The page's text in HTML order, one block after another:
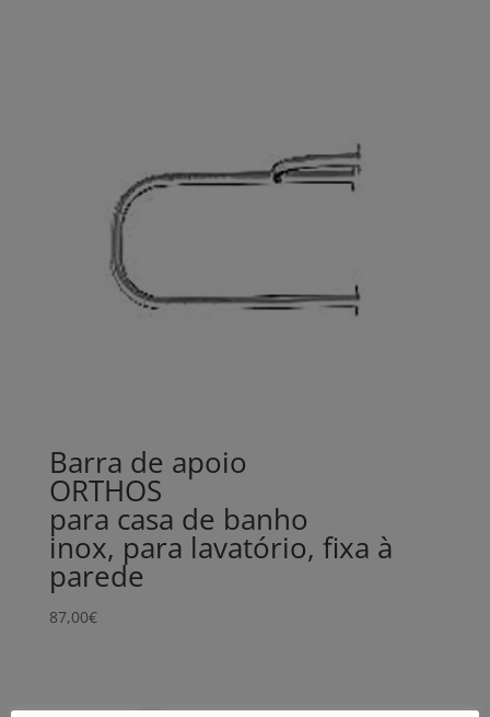
Barra de apoio
ORTHOS
para casa de banho
inox, para lavatório, fixa à
parede
87,00€